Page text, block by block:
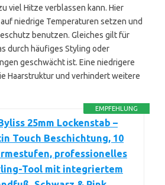
viel Hitze verblassen kann. Hier
niedrige Temperaturen setzen und
benutzen. Gleiches gilt für
durch häufiges Styling oder
geschwächt ist. Eine niedrigere
Haarstruktur und verhindert weitere
EMPFEHLUNG
25mm Lockenstab –
Touch Beschichtung, 10
professionelles
Tool mit integriertem